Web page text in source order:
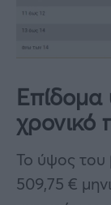
χρονικό
To ύψος του
509,75 €